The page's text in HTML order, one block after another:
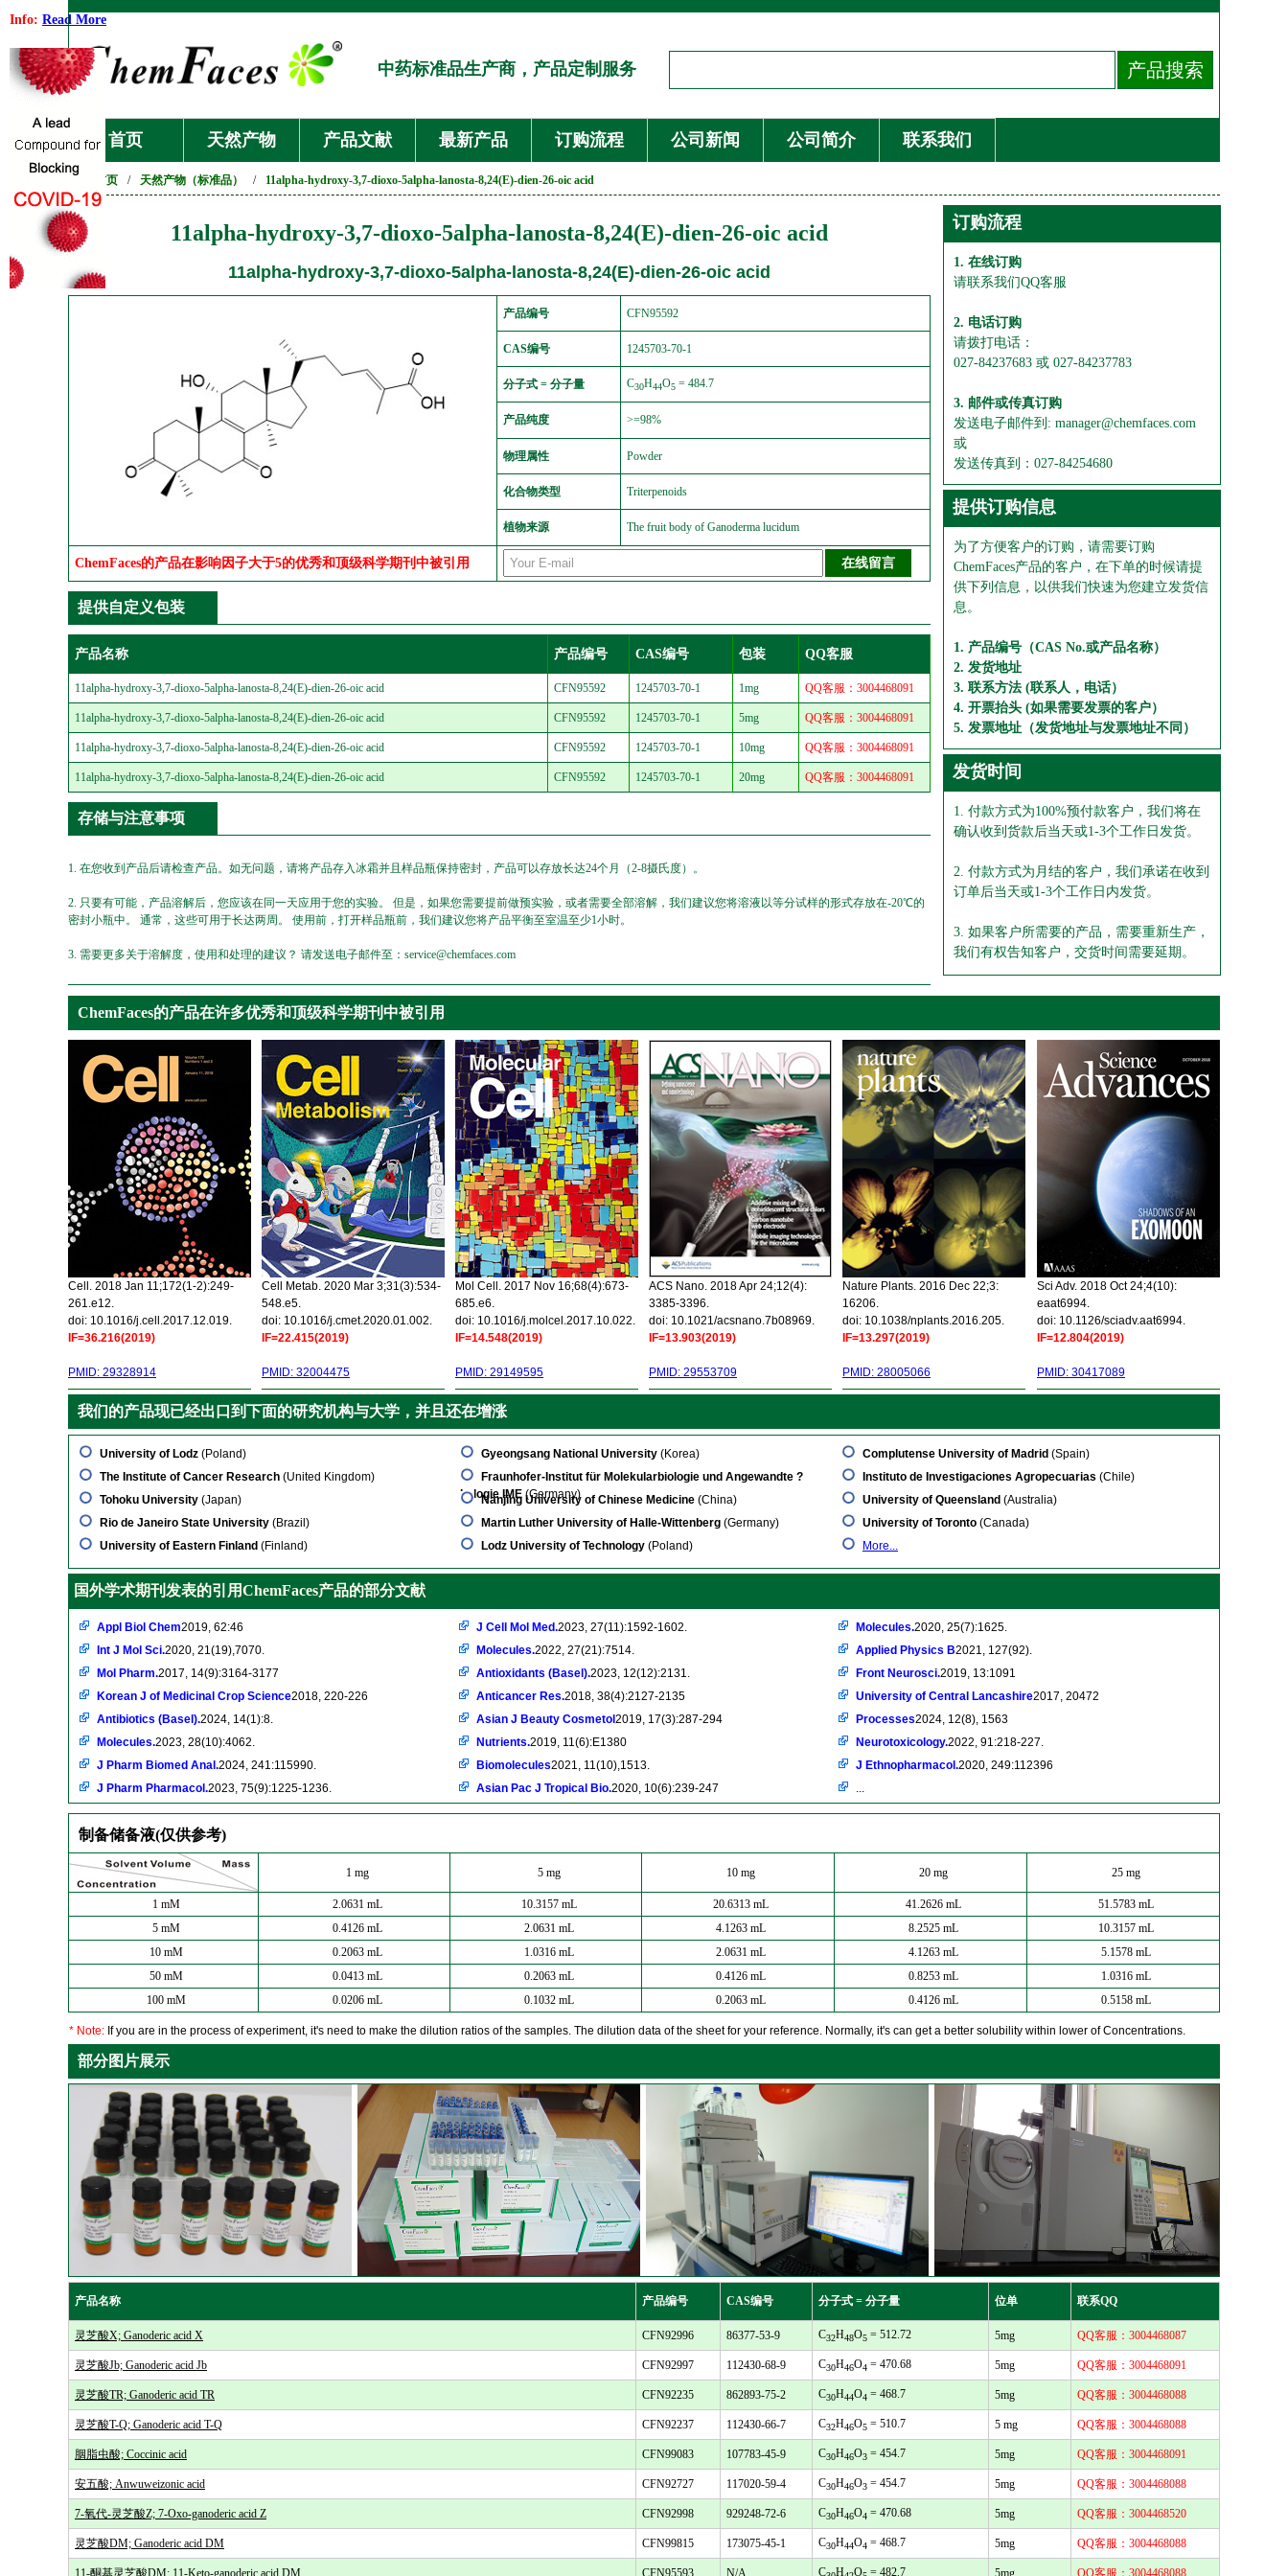
Info: Read More
中药标准品生产商，产品定制服务
首页 天然产物 产品文献 最新产品 订购流程 公司新闻 公司简介 联系我们
首页 / 天然产物（标准品） / 11alpha-hydroxy-3,7-dioxo-5alpha-lanosta-8,24(E)-dien-26-oic acid
11alpha-hydroxy-3,7-dioxo-5alpha-lanosta-8,24(E)-dien-26-oic acid
11alpha-hydroxy-3,7-dioxo-5alpha-lanosta-8,24(E)-dien-26-oic acid
产品编号 CFN95592
CAS编号 1245703-70-1
分子式 = 分子量 C30H44O5 = 484.7
产品纯度 >=98%
物理属性 Powder
化合物类型 Triterpenoids
植物来源 The fruit body of Ganoderma lucidum
ChemFaces的产品在影响因子大于5的优秀和顶级科学期刊中被引用
提供自定义包装
产品名称 产品编号 CAS编号 包装 QQ客服
11alpha-hydroxy-3,7-dioxo-5alpha-lanosta-8,24(E)-dien-26-oic acid CFN95592 1245703-70-1 1mg QQ客服：3004468091
11alpha-hydroxy-3,7-dioxo-5alpha-lanosta-8,24(E)-dien-26-oic acid CFN95592 1245703-70-1 5mg QQ客服：3004468091
11alpha-hydroxy-3,7-dioxo-5alpha-lanosta-8,24(E)-dien-26-oic acid CFN95592 1245703-70-1 10mg QQ客服：3004468091
11alpha-hydroxy-3,7-dioxo-5alpha-lanosta-8,24(E)-dien-26-oic acid CFN95592 1245703-70-1 20mg QQ客服：3004468091
存储与注意事项
1. 在您收到产品后请检查产品。如无问题，请将产品存入冰霜并且样品瓶保持密封，产品可以存放长达24个月（2-8摄氏度）。
2. 只要有可能，产品溶解后，您应该在同一天应用于您的实验。 但是，如果您需要提前做预实验，或者需要全部溶解，我们建议您将溶液以等分试样的形式存放在-20℃的
密封小瓶中。 通常，这些可用于长达两周。 使用前，打开样品瓶前，我们建议您将产品平衡至室温至少1小时。
3. 需要更多关于溶解度，使用和处理的建议？ 请发送电子邮件至：service@chemfaces.com
订购流程
1. 在线订购
请联系我们QQ客服
2. 电话订购
请拨打电话：
027-84237683 或 027-84237783
3. 邮件或传真订购
发送电子邮件到: manager@chemfaces.com
或
发送传真到：027-84254680
提供订购信息
为了方便客户的订购，请需要订购
ChemFaces产品的客户，在下单的时候请提
供下列信息，以供我们快速为您建立发货信
息。
1. 产品编号（CAS No.或产品名称）
2. 发货地址
3. 联系方法 (联系人，电话）
4. 开票抬头 (如果需要发票的客户）
5. 发票地址（发货地址与发票地址不同）
发货时间
1. 付款方式为100%预付款客户，我们将在
确认收到货款后当天或1-3个工作日发货。
2. 付款方式为月结的客户，我们承诺在收到
订单后当天或1-3个工作日内发货。
3. 如果客户所需要的产品，需要重新生产，
我们有权告知客户，交货时间需要延期。
ChemFaces的产品在许多优秀和顶级科学期刊中被引用
Cell. 2018 Jan 11;172(1-2):249-
261.e12.
doi: 10.1016/j.cell.2017.12.019.
IF=36.216(2019)
PMID: 29328914
Cell Metab. 2020 Mar 3;31(3):534-
548.e5.
doi: 10.1016/j.cmet.2020.01.002.
IF=22.415(2019)
PMID: 32004475
Mol Cell. 2017 Nov 16;68(4):673-
685.e6.
doi: 10.1016/j.molcel.2017.10.022.
IF=14.548(2019)
PMID: 29149595
ACS Nano. 2018 Apr 24;12(4):
3385-3396.
doi: 10.1021/acsnano.7b08969.
IF=13.903(2019)
PMID: 29553709
Nature Plants. 2016 Dec 22;3:
16206.
doi: 10.1038/nplants.2016.205.
IF=13.297(2019)
PMID: 28005066
Sci Adv. 2018 Oct 24;4(10):
eaat6994.
doi: 10.1126/sciadv.aat6994.
IF=12.804(2019)
PMID: 30417089
我们的产品现已经出口到下面的研究机构与大学，并且还在增涨
University of Lodz (Poland)
The Institute of Cancer Research (United Kingdom)
Tohoku University (Japan)
Rio de Janeiro State University (Brazil)
University of Eastern Finland (Finland)
Gyeongsang National University (Korea)
Fraunhofer-Institut für Molekularbiologie und Angewandte ?
kologie IME (Germany)
Nanjing University of Chinese Medicine (China)
Martin Luther University of Halle-Wittenberg (Germany)
Lodz University of Technology (Poland)
Complutense University of Madrid (Spain)
Instituto de Investigaciones Agropecuarias (Chile)
University of Queensland (Australia)
University of Toronto (Canada)
More...
国外学术期刊发表的引用ChemFaces产品的部分文献
Appl Biol Chem2019, 62:46
Int J Mol Sci.2020, 21(19),7070.
Mol Pharm.2017, 14(9):3164-3177
Korean J of Medicinal Crop Science2018, 220-226
Antibiotics (Basel).2024, 14(1):8.
Molecules.2023, 28(10):4062.
J Pharm Biomed Anal.2024, 241:115990.
J Pharm Pharmacol.2023, 75(9):1225-1236.
J Cell Mol Med.2023, 27(11):1592-1602.
Molecules.2022, 27(21):7514.
Antioxidants (Basel).2023, 12(12):2131.
Anticancer Res.2018, 38(4):2127-2135
Asian J Beauty Cosmetol 2019, 17(3):287-294
Nutrients.2019, 11(6):E1380
Biomolecules2021, 11(10),1513.
Asian Pac J Tropical Bio.2020, 10(6):239-247
Molecules.2020, 25(7):1625.
Applied Physics B2021, 127(92).
Front Neurosci.2019, 13:1091
University of Central Lancashire2017, 20472
Processes2024, 12(8), 1563
Neurotoxicology.2022, 91:218-227.
J Ethnopharmacol.2020, 249:112396
...
制备储备液(仅供参考)
1 mg 5 mg 10 mg 20 mg 25 mg
1 mM 2.0631 mL 10.3157 mL 20.6313 mL 41.2626 mL
51.5783 mL
5 mM
0.4126 mL 2.0631 mL 4.1263 mL 8.2525 mL
10.3157 mL
10 mM
0.2063 mL 1.0316 mL 2.0631 mL 4.1263 mL
5.1578 mL
50 mM
0.0413 mL 0.2063 mL 0.4126 mL 0.8253 mL
1.0316 mL
100 mM
0.0206 mL 0.1032 mL 0.2063 mL 0.4126 mL 0.5158 mL
* Note: If you are in the process of experiment, it's need to make the dilution ratios of the samples. The dilution data of the sheet for your reference. Normally, it's can get a better solubility within lower of Concentrations.
部分图片展示
产品名称 产品编号 CAS编号 分子式 = 分子量 位单 联系QQ
灵芝酸X; Ganoderic acid X CFN92996 86377-53-9 C32H48O5 = 512.72 5mg QQ客服：3004468087
灵芝酸Jb; Ganoderic acid Jb CFN92997 112430-68-9 C30H46O4 = 470.68 5mg QQ客服：3004468091
灵芝酸TR; Ganoderic acid TR CFN92235 862893-75-2 C30H44O4 = 468.7 5mg QQ客服：3004468088
灵芝酸T-Q; Ganoderic acid T-Q CFN92237 112430-66-7 C32H46O5 = 510.7 5 mg QQ客服：3004468088
胭脂虫酸; Coccinic acid CFN99083 107783-45-9 C30H46O3 = 454.7 5mg QQ客服：3004468091
安五酸; Anwuweizonic acid CFN92727 117020-59-4 C30H46O3 = 454.7 5mg QQ客服：3004468088
7-氧代-灵芝酸Z; 7-Oxo-ganoderic acid Z CFN92998 929248-72-6 C30H46O4 = 470.68 5mg QQ客服：3004468520
灵芝酸DM; Ganoderic acid DM CFN99815 173075-45-1 C30H44O4 = 468.7 5mg QQ客服：3004468088
11-酮基灵芝酸DM; 11-Keto-ganoderic acid DM CFN95593 N/A C H O = 482.7 5mg QQ客服：3004468088